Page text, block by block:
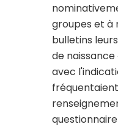
groupes et à
bulletins
de
avec
fréquentaient